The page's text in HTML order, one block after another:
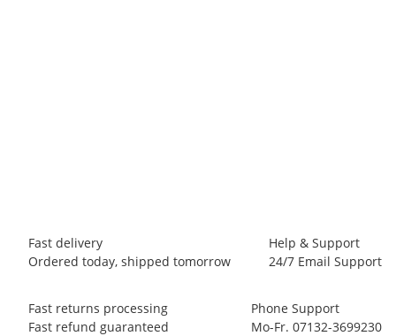
Fast delivery
Ordered today, shipped tomorrow
Help & Support
24/7 Email Support
Fast returns processing
Fast refund guaranteed
Phone Support
Mo-Fr. 07132-3699230